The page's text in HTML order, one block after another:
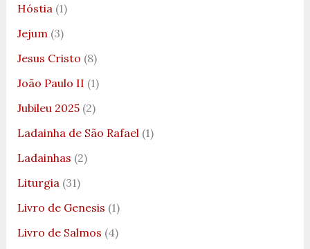
Hóstia (1)
Jejum (3)
Jesus Cristo (8)
João Paulo II (1)
Jubileu 2025(2)
Ladainha de São Rafael (1)
Ladainhas (2)
Liturgia (31)
Livro de Genesis (1)
Livro de Salmos (4)